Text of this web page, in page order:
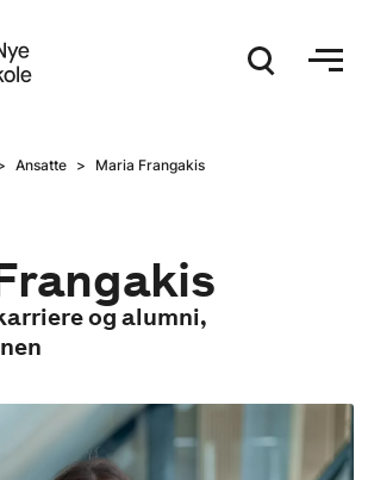
Ansatte Maria Frangakis
og alumni,